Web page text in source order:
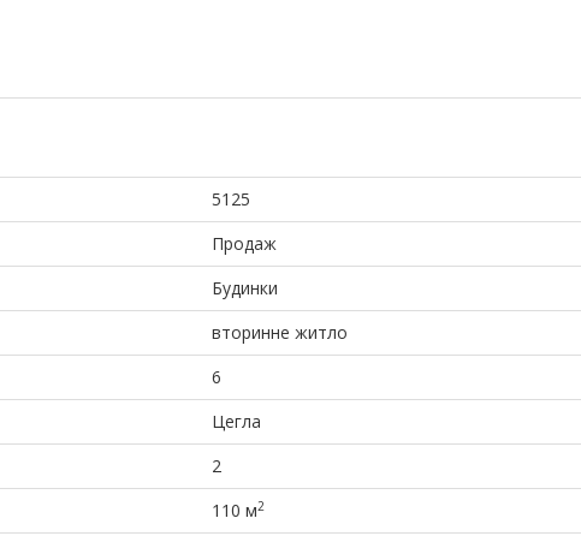
5125
Продаж
Будинки
вторинне житло
6
Цегла
2
110 м2